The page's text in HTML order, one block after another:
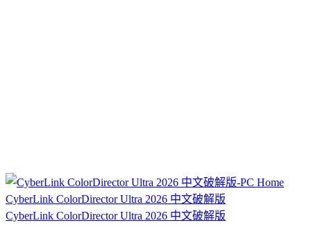
CyberLink ColorDirector Ultra 2026 中文破解版
CyberLink ColorDirector Ultra 2026 中文破解版